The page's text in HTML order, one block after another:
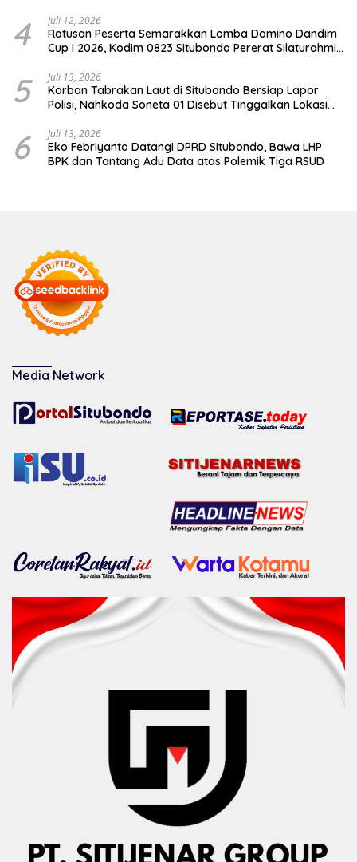
4 Juli 12, 2026
Ratusan Peserta Semarakkan Lomba Domino Dandim
Cup I 2026, Kodim 0823 Situbondo Pererat Silaturahmi
5 Juli 13, 2026
Korban Tabrakan Laut di Situbondo Bersiap Lapor
Polisi, Nahkoda Soneta 01 Disebut Tinggalkan Lokasi
6 Juli 13, 2026
Eko Febriyanto Datangi DPRD Situbondo, Bawa LHP
BPK dan Tantang Adu Data atas Polemik Tiga RSUD
Media Network